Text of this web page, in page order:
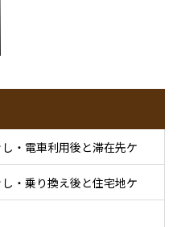
・電車利用後と滞在先ケ
・乗り換え後と住宅地ケ